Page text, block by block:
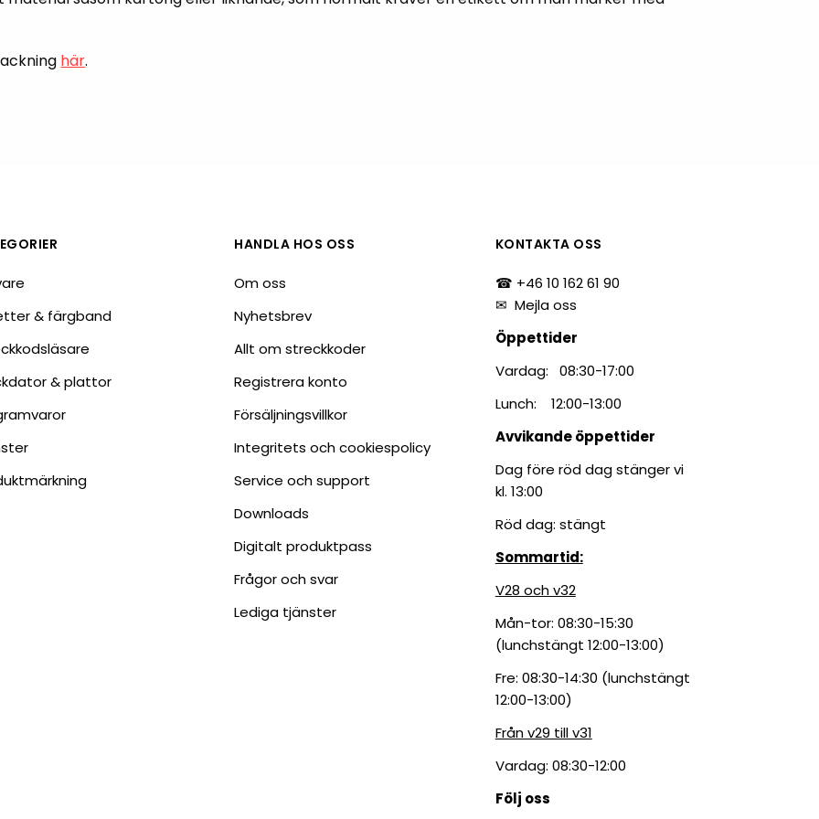
här.
& färgband
& plattor
HANDLA HOS OSS
Om oss
Nyhetsbrev
Allt om streckkoder
Registrera konto
Försäljningsvillkor
Integritets och cookiespolicy
Service och support
Downloads
Digitalt produktpass
Frågor och svar
Lediga tjänster
KONTAKTA OSS
☎ +46 10 162 61 90
✉ Mejla oss
Öppettider
Vardag: 08:30-17:00
Lunch: 12:00-13:00
Avvikande öppettider
Dag före röd dag stänger vi
kl. 13:00
Röd dag: stängt
Sommartid:
V28 och v32
Mån-tor: 08:30-15:30
(lunchstängt 12:00-13:00)
Fre: 08:30-14:30 (lunchstängt
12:00-13:00)
Från v29 till v31
Vardag: 08:30-12:00
Följ oss